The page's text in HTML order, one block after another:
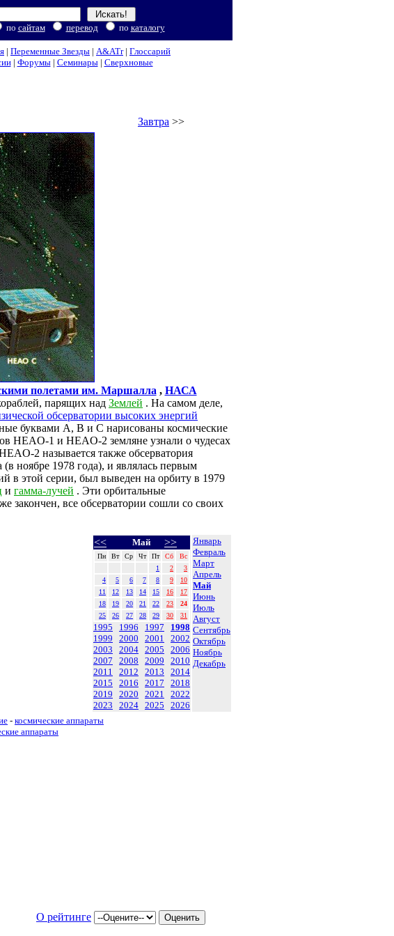
по сайтам перевод по каталогу
| Переменные Звезды | A&ATr| Глоссарий
| Форумы| Семинары| Сверхновые
Завтра >>
полетами им. Маршалла , НАСА
парящих над Землей . На самом деле,
обсерватории высоких энергий
буквами A, B и C нарисованы космические
HEAO-1 и HEAO-2 земляне узнали о чудесах
2 называется также обсерватория
ноябре 1978 года), и являлась первым
в этой серии, был выведен на орбиту в 1979
и гамма-лучей . Эти орбитальные
закончен, все обсерватории сошли со своих
<< Май >>
Пн Вт Ср Чт Пт Сб
Вс
1
2
3
4
5 6 7 8 9
10
11
12 13 14 15 16
17
18
19 20 21 22 23
24
25
26 27 28 29 30 31
1995 1996 1997
1998
1999
2000 2001
2002
2003
2004 2005
2006
2007
2008 2009
2010
2011
2012 2013
2014
2015
2016 2017
2018
2019
2020 2021
2022
2023
2024 2025 2026
Январь
Февраль
Март
Апрель
Май
Июнь
Июль
Август
Сентябрь
Октябрь
Ноябрь
Декабрь
- космические аппараты
аппараты
О рейтинге